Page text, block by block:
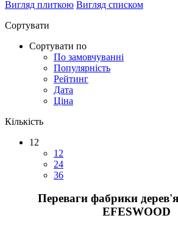
Вигляд плиткою Вигляд списком
Сортувати
Сортувати по
По замовчуванні
Популярність
Рейтинг
Дата
Ціна
Кількість
12
12
24
36
Переваги фабрики
EFESWOOD